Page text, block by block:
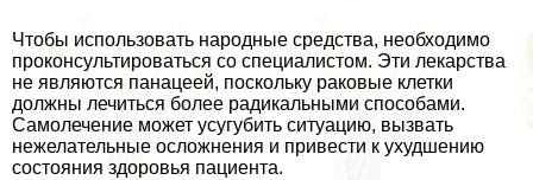
Чтобы использовать народные средства, необходимо
проконсультироваться со специалистом. Эти лекарства
не являются панацеей, поскольку paковые клетки
должны лечиться более радикальными способами.
Самолечение может усугубить ситуацию, вызвать
нежелательные осложнения и привести к ухудшению
состояния здоровья пациента.